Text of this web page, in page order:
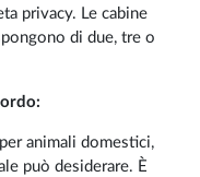
privacy. Le cabine
di due, tre o
animali domestici,
può desiderare. È